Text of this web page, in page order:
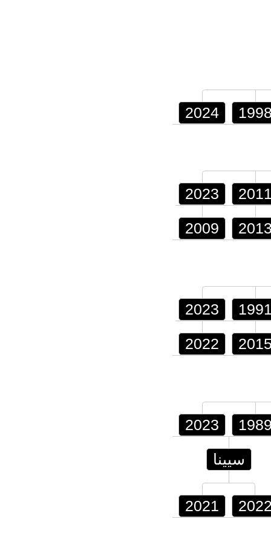
2024
2023
2009
2023
2022
2023
سيينا
2021